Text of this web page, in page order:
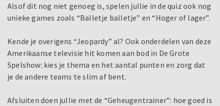
Alsof dit nog niet genoeg is, spelen jullie in de quiz ook nog
unieke games zoals “Balletje balletje” en “Hoger of lager”.
Kende je overigens “Jeopardy” al? Ook onderdelen van deze
Amerikaanse televisie hit komen aan bod in De Grote
Spelshow: kies je thema en het aantal punten en zorg dat
je de andere teams te slim af bent.
Afsluiten doen jullie met de “Geheugentrainer”: hoe goed is